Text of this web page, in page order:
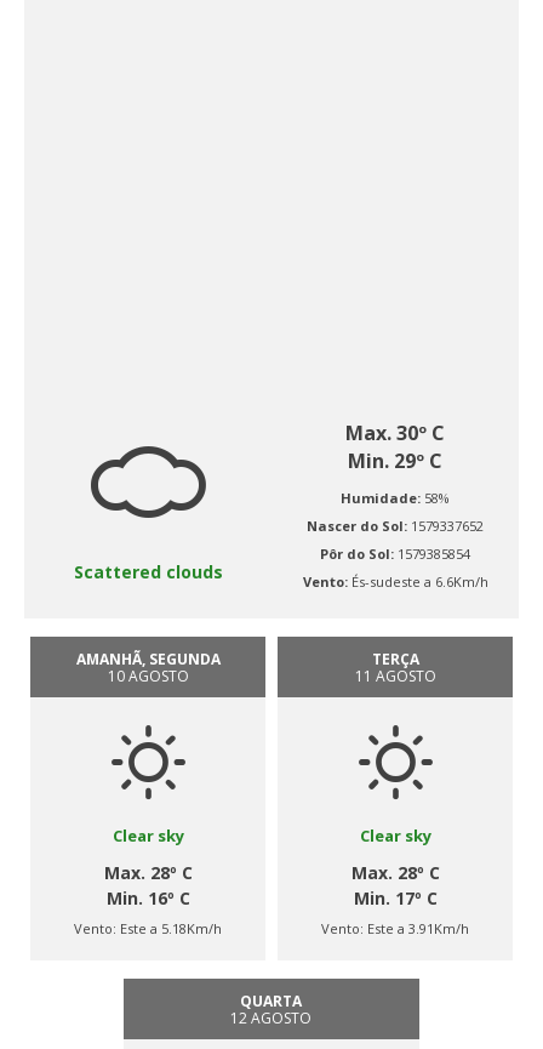
Scattered clouds
Max. 30º C
Min. 29º C
Humidade: 58%
Nascer do Sol: 1579337652
Pôr do Sol: 1579385854
Vento: És-sudeste a 6.6Km/h
AMANHÃ, SEGUNDA
10 AGOSTO
Clear sky
Max. 28º C
Min. 16º C
Vento: Este a 5.18Km/h
TERÇA
11 AGOSTO
Clear sky
Max. 28º C
Min. 17º C
Vento: Este a 3.91Km/h
QUARTA
12 AGOSTO